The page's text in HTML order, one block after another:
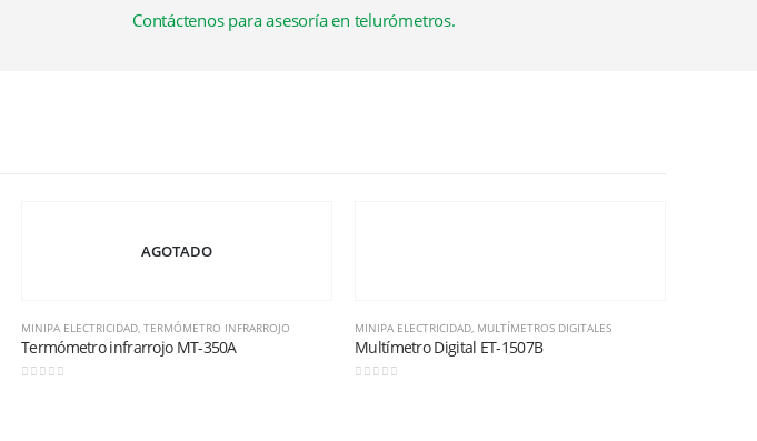
Contáctenos para asesoría en telurómetros.
AGOTADO
MINIPA ELECTRICIDAD, TERMÓMETRO INFRARROJO
Termómetro infrarrojo MT-350A
MINIPA ELECTRICIDAD, MULTÍMETROS DIGITALES
Multímetro Digital ET-1507B